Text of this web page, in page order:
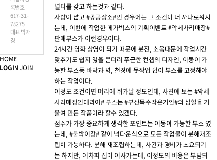
널티를 갖고 하는것과 같다.
사람이 많고 #공공장소#인 경우에는 그 조건이 더 까다로워지
는데, 이번에 작업한 메가박스의 기획이벤트 #악세사리매장#
판매부스가 이런경우이다.
24시간 영화 상영이 되기 때문에 분진, 소음때문에 작업시간
맞추기도 쉽지 않을 뿐더러 푸근한 컨셉의 디자인, 이동이 가
능한 부스등 바닥과 벽, 천정에 못작업 없이 부스를 고정해야
하는 작업이다.
이정도 조건이면 머리에 쥐가날 정도인데, 사진에 보는 #악세
사리매장인테리어# 부스는 #부산목수작은거인#의 심혈을 기
울여 만든 작품이라 할수 있겠다.
점주가 가장 중요하게 생각한 포인트는 이동이 가능한 부스 였
는데, #붙박이장# 같이 넉다운식으로 모든 작업물이 분해재조
립이 가능하다. 분해 재조립하는데, 사간과 경비가 소요되기
는 하지만, 어차피 집이 이사가는데, 이정도의 비용은 부담되
록번호
617-31-
78275
대표 박재
경
HOME
LOGIN JOIN